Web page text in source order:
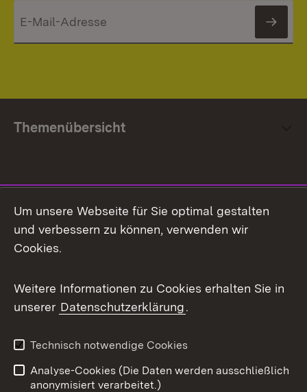
Themenübersicht
Facebook
X / Twitter
Youtube
Impressum
Kontakt
Um unsere Webseite für Sie optimal gestalten
und verbessern zu können, verwenden wir
Cookies.
Weitere Informationen zu Cookies erhalten Sie in
unserer Datenschutzerklärung.
Technisch notwendige Cookies
Analyse-Cookies (Die Daten werden ausschließlich
anonymisiert verarbeitet.)